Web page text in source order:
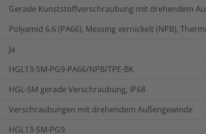
Gerade Kunststoffverschraubung mit drehendem
Polyamid 6.6 (PA66), Messing vernickelt (NPB),
Ja
HGL13-SM-PG9-PA66/NPB/TPE-BK
HGL-SM gerade Verschraubung, IP68
Verschraubungen mit drehendem Außengewinde
HGL13-SM-PG9